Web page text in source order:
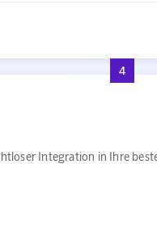
4
Integration in Ihre